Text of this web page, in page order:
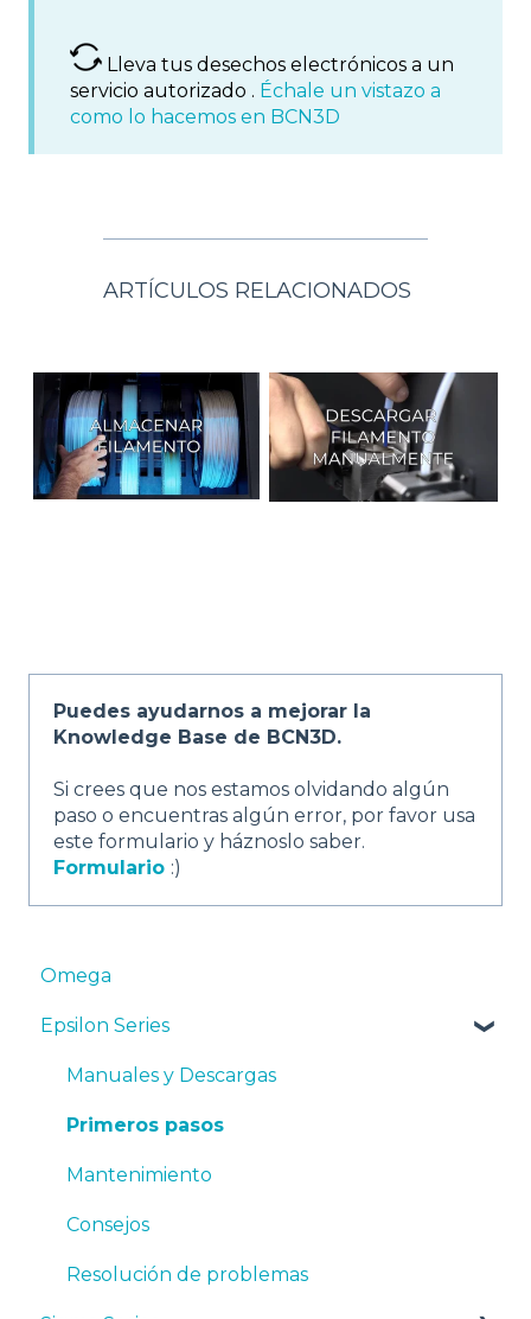
Lleva tus desechos electrónicos a un
servicio autorizado . Échale un vistazo a
como lo hacemos en BCN3D
ARTÍCULOS RELACIONADOS
Puedes ayudarnos a mejorar la
Knowledge Base de BCN3D.
Si crees que nos estamos olvidando algún
paso o encuentras algún error, por favor usa
este formulario y háznoslo saber.
Formulario :)
Omega
Epsilon Series
Manuales y Descargas
Primeros pasos
Mantenimiento
Consejos
Resolución de problemas